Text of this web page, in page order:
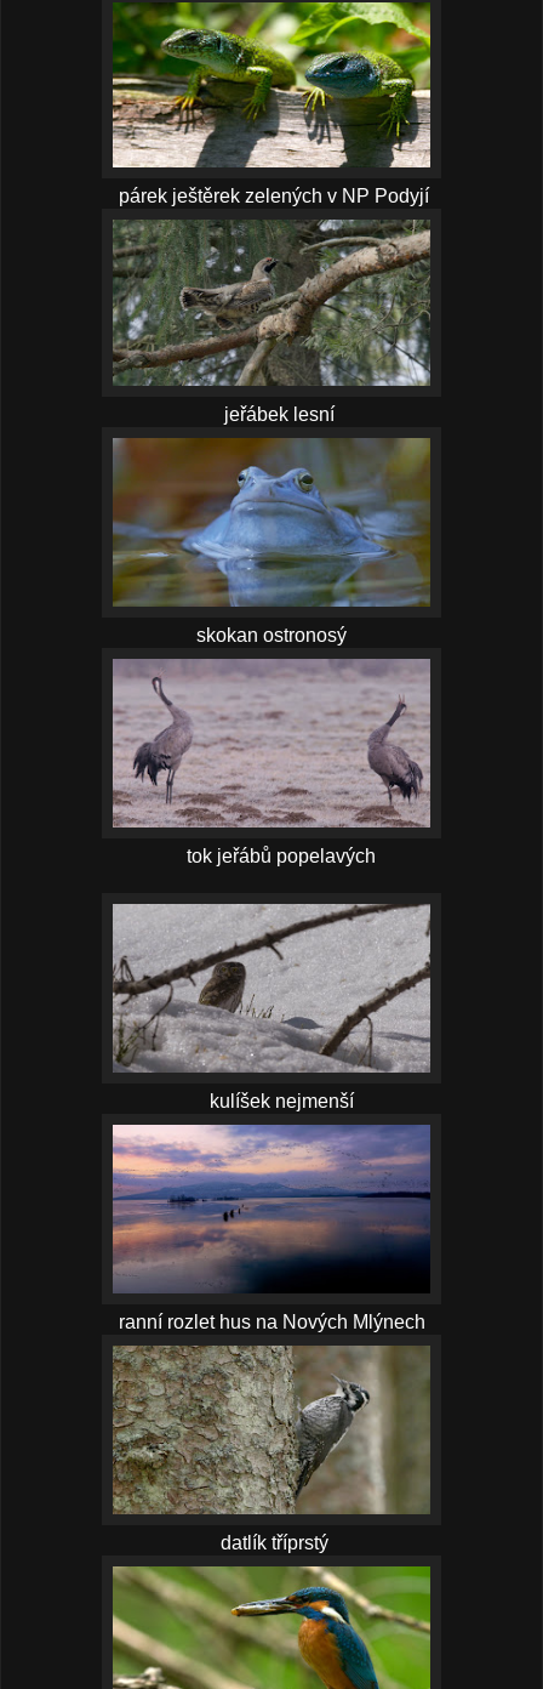
párek ještěrek zelených v NP Podyjí
jeřábek lesní
skokan ostronosý
tok jeřábů popelavých
kulíšek nejmenší
ranní rozlet hus na Nových Mlýnech
datlík tříprstý